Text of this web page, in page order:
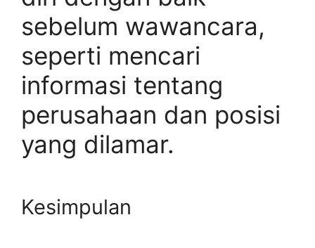
sebelum wawancara,
seperti mencari
informasi tentang
perusahaan dan posisi
yang dilamar.
Kesimpulan